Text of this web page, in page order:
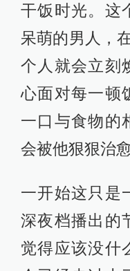
干饭时光。这
呆萌的男人，
个人就会立刻
心面对每一顿
一口与食物的
会被他狠狠治愈
一开始这只是
深夜档播出的
觉得应该没什